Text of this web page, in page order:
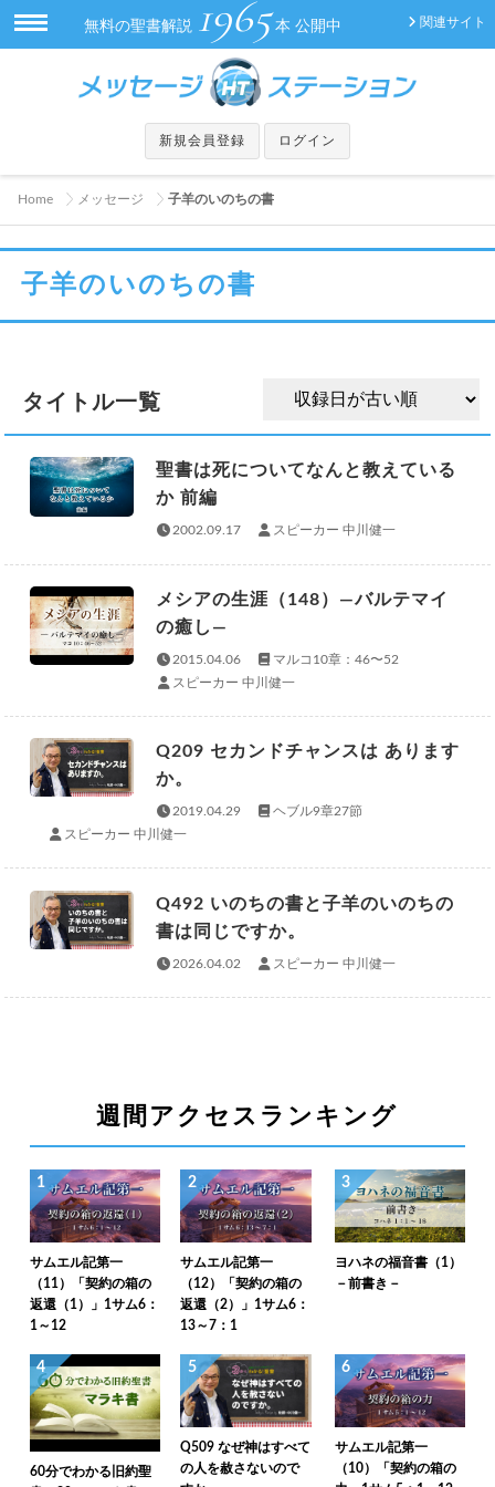
関連サイト
無料の聖書解説 1965 本 公開中
新規会員登録 ログイン
Home メッセージ 子羊のいのちの書
子羊のいのちの書
タイトル一覧
聖書は死についてなんと教えている
か 前編
2002.09.17 スピーカー 中川健一
メシアの生涯（148）—バルテマイ
の癒し—
2015.04.06
マルコ10章：46〜52
スピーカー 中川健一
Q209 セカンドチャンスは あります
か。
2019.04.29
ヘブル9章27節
スピーカー 中川健一
Q492 いのちの書と子羊のいのちの
書は同じですか。
2026.04.02 スピーカー 中川健一
週間アクセスランキング
1
サムエル記第一
（11）「契約の箱の
返還（1）」1サム6：
1～12
2
サムエル記第一
（12）「契約の箱の
返還（2）」1サム6：
13～7：1
3
ヨハネの福音書（1）
－前書き－
4
60分でわかる旧約聖
5
Q509 なぜ神はすべて
の人を赦さないので
6
サムエル記第一
（10）「契約の箱の